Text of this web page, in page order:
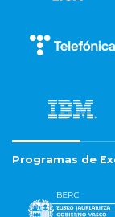
Programas de